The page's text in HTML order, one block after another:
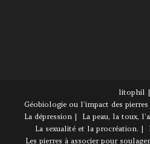
litophil
Géobiologie ou l’impact des
La dépression
La peau, la toux,
La sexualité et la procréation.
Les pierres à associer pour